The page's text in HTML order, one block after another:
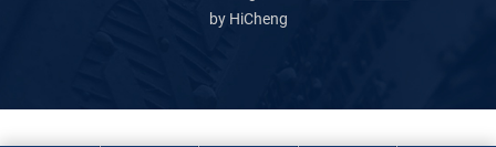
by HiCheng